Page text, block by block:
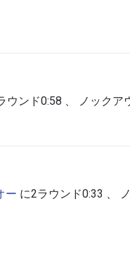
ウンド0:58 、 ノックア
ー に2ラウンド0:33 、